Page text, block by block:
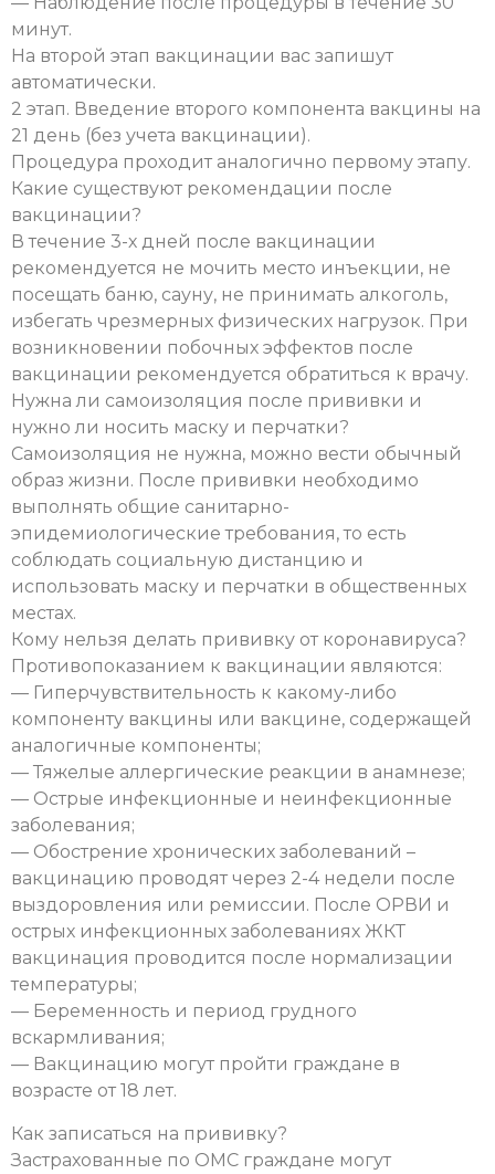
минут.
На второй этап вакцинации вас запишут
автоматически.
2 этап. Введение второго компонента вакцины на
21 день (без учета вакцинации).
Процедура проходит аналогично первому этапу.
Какие существуют рекомендации после
вакцинации?
В течение 3-х дней после вакцинации
рекомендуется не мочить место инъекции, не
посещать баню, сауну, не принимать алкоголь,
избегать чрезмерных физических нагрузок. При
возникновении побочных эффектов после
вакцинации рекомендуется обратиться к врачу.
Нужна ли самоизоляция после прививки и
нужно ли носить маску и перчатки?
Самоизоляция не нужна, можно вести обычный
образ жизни. После прививки необходимо
выполнять общие санитарно-
эпидемиологические требования, то есть
соблюдать социальную дистанцию и
использовать маску и перчатки в общественных
местах.
Кому нельзя делать прививку от коронавируса?
Противопоказанием к вакцинации являются:
— Гиперчувствительность к какому-либо
компоненту вакцины или вакцине, содержащей
аналогичные компоненты;
— Тяжелые аллергические реакции в анамнезе;
— Острые инфекционные и неинфекционные
заболевания;
— Обострение хронических заболеваний –
вакцинацию проводят через 2-4 недели после
выздоровления или ремиссии. После ОРВИ и
острых инфекционных заболеваниях ЖКТ
вакцинация проводится после нормализации
температуры;
— Беременность и период грудного
вскармливания;
— Вакцинацию могут пройти граждане в
возрасте от 18 лет.
Как записаться на прививку?
Застрахованные по ОМС граждане могут